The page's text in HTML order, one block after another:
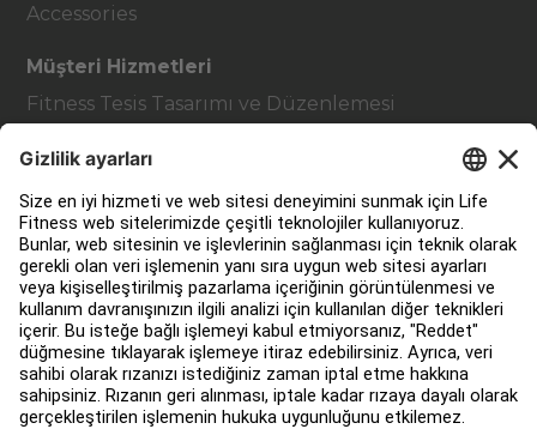
Accessories
Müşteri Hizmetleri
Fitness Tesis Tasarımı ve Düzenlemesi
Hakkında
Bir Distribütör Bul
Mağaza bul
Yasal
Erişilebilirlik